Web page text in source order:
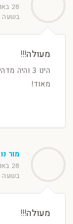
28 באוגוסט 2017
בשעה 17:16
מעולה!!!
הינו 3
מאוד!
מור
28 באוגוסט 2017
בשעה 17:14
מעולה!!!